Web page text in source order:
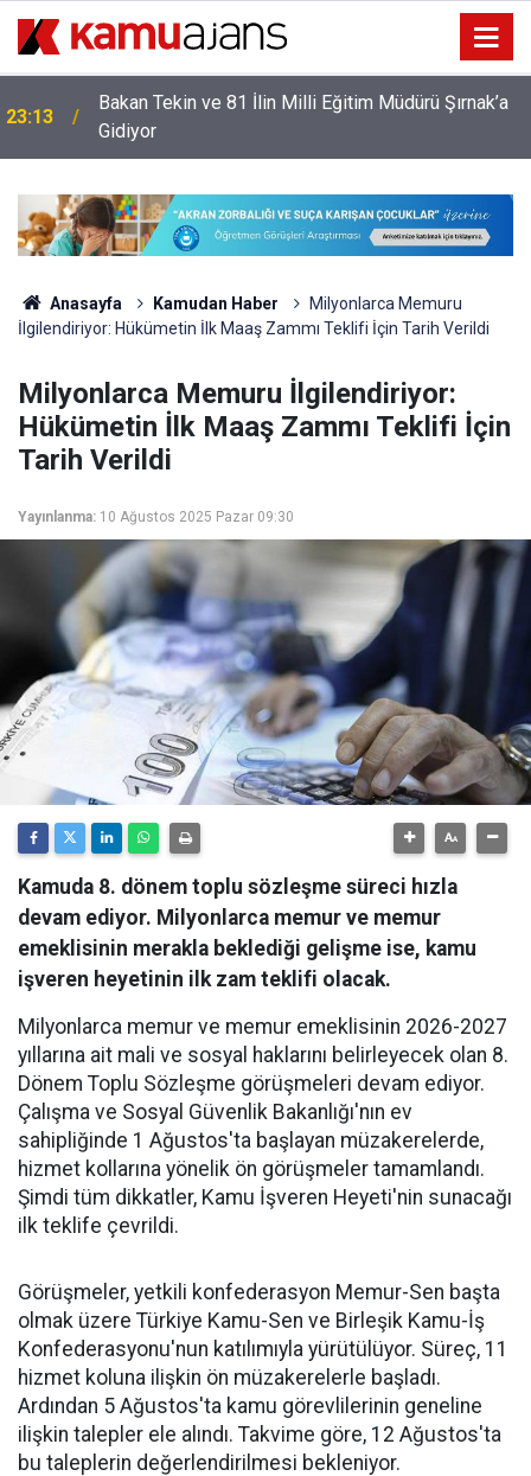
22:17 LGS'de İstanbul'un Şampiyon Okulları Belli Oldu!
Anasayfa Kamudan Haber
Milyonlarca Memuru
İlgilendiriyor: Hükümetin İlk Maaş Zammı Teklifi İçin Tarih Verildi
Milyonlarca Memuru İlgilendiriyor:
Hükümetin İlk Maaş Zammı Teklifi İçin
Tarih Verildi
Yayınlanma: 10 Ağustos 2025 Pazar 09:30
Kamuda 8. dönem toplu sözleşme süreci hızla
devam ediyor. Milyonlarca memur ve memur
emeklisinin merakla beklediği gelişme ise, kamu
işveren heyetinin ilk zam teklifi olacak.
Milyonlarca memur ve memur emeklisinin 2026-2027
yıllarına ait mali ve sosyal haklarını belirleyecek olan 8.
Dönem Toplu Sözleşme görüşmeleri devam ediyor.
Çalışma ve Sosyal Güvenlik Bakanlığı'nın ev
sahipliğinde 1 Ağustos'ta başlayan müzakerelerde,
hizmet kollarına yönelik ön görüşmeler tamamlandı.
Şimdi tüm dikkatler, Kamu İşveren Heyeti'nin sunacağı
ilk teklife çevrildi.
Görüşmeler, yetkili konfederasyon Memur-Sen başta
olmak üzere Türkiye Kamu-Sen ve Birleşik Kamu-İş
Konfederasyonu'nun katılımıyla yürütülüyor. Süreç, 11
hizmet koluna ilişkin ön müzakerelerle başladı.
Ardından 5 Ağustos'ta kamu görevlilerinin geneline
ilişkin talepler ele alındı. Takvime göre, 12 Ağustos'ta
bu taleplerin değerlendirilmesi bekleniyor.